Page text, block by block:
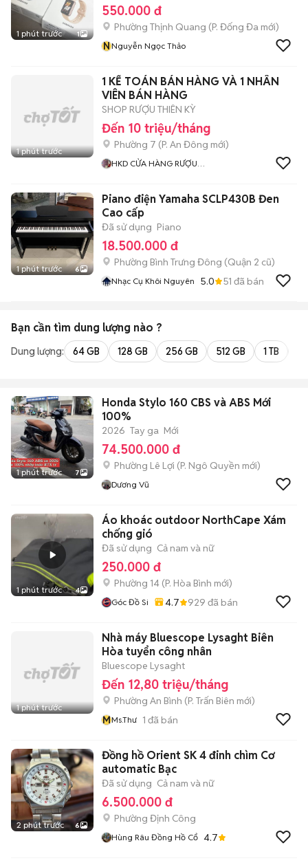
1 phút trước 1
550.000 đ
Phường Thịnh Quang (P. Đống Đa mới)
NNguyễn Ngọc Thảo
1 phút trước
1 KẾ TOÁN BÁN HÀNG VÀ 1 NHÂN
VIÊN BÁN HÀNG
SHOP RƯỢU THIÊN KỲ
Đến 10 triệu/tháng
Phường 7 (P. An Đông mới)
HKD CỬA HÀNG RƯỢU
1 phút trước 6
Piano điện Yamaha SCLP430B Đen
Cao cấp
Đã sử dụng Piano
18.500.000 đ
Phường Bình Trưng Đông (Quận 2 cũ)
Nhạc Cụ Khôi Nguyên 5.0 51 đã bán
Bạn cần tìm dung lượng nào ?
Dung lượng: 64 GB 128 GB 256 GB 512 GB 1 TB
1 phút trước 7
Honda Stylo 160 CBS và ABS Mới
100%
2026 Tay ga Mới
74.500.000 đ
Phường Lê Lợi (P. Ngô Quyền mới)
Dương Vũ
1 phút trước 4
Áo khoác outdoor NorthCape Xám
chống gió
Đã sử dụng Cả nam và nữ
250.000 đ
Phường 14 (P. Hòa Bình mới)
Góc Đồ Si 4.7 929 đã bán
1 phút trước
Nhà máy Bluescope Lysaght Biên
Hòa tuyển công nhân
Bluescope Lysaght
Đến 12,80 triệu/tháng
Phường An Bình (P. Trấn Biên mới)
MMs.Thư 1 đã bán
2 phút trước 6
Đồng hồ Orient SK 4 đinh chìm Cơ
automatic Bạc
Đã sử dụng Cả nam và nữ
6.500.000 đ
Phường Định Công
Hùng Râu Đồng Hồ Cổ 4.7